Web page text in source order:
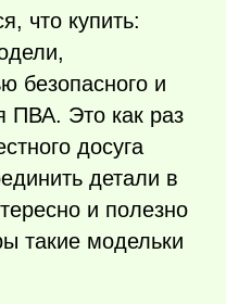
что купить:
безопасного и
ПВА. Это как раз
досуга
детали в
и полезно
такие модельки